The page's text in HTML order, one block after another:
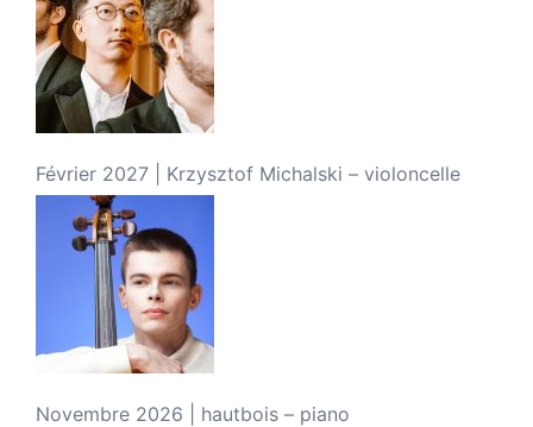
Février 2027 | Krzysztof Michalski – violoncelle
Novembre 2026 | hautbois – piano